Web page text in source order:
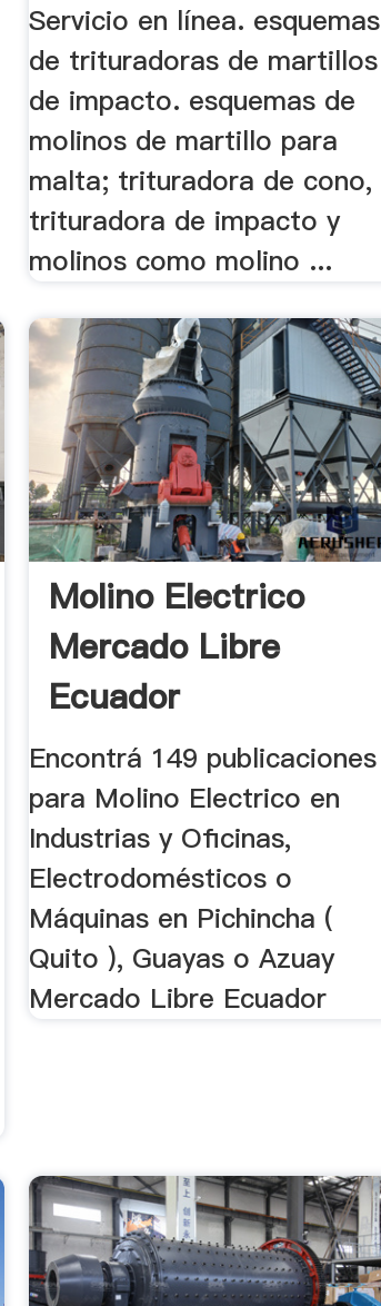
Servicio en línea. esquemas
de trituradoras de martillos
de impacto. esquemas de
molinos de martillo para
malta; trituradora de cono,
trituradora de impacto y
molinos como molino ...
Molino Electrico
Mercado Libre
Ecuador
Encontrá 149 publicaciones
para Molino Electrico en
Industrias y Oficinas,
Electrodomésticos o
Máquinas en Pichincha (
Quito ), Guayas o Azuay
Mercado Libre Ecuador